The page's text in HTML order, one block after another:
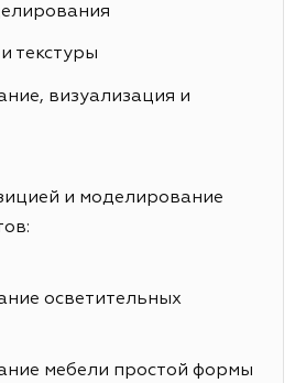
текстуры
визуализация и
и моделирование
осветительных
мебели простой формы